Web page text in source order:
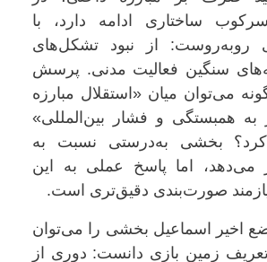
ساختاری ادامه دارد، با
از نبود تشکل‌های
سنگین فعالیت مدنی. پرسش
می‌توان میان «استقلال مبارزه
همبستگی و فشار بین‌المللی»
بخشی به‌درستی نسبت به
اما پاسخ عملی به این
صورت‌بندی دقیق‌تری است.
اخیر اسماعیل بخشی را می‌توان
زمین بازی دانست: دوری از